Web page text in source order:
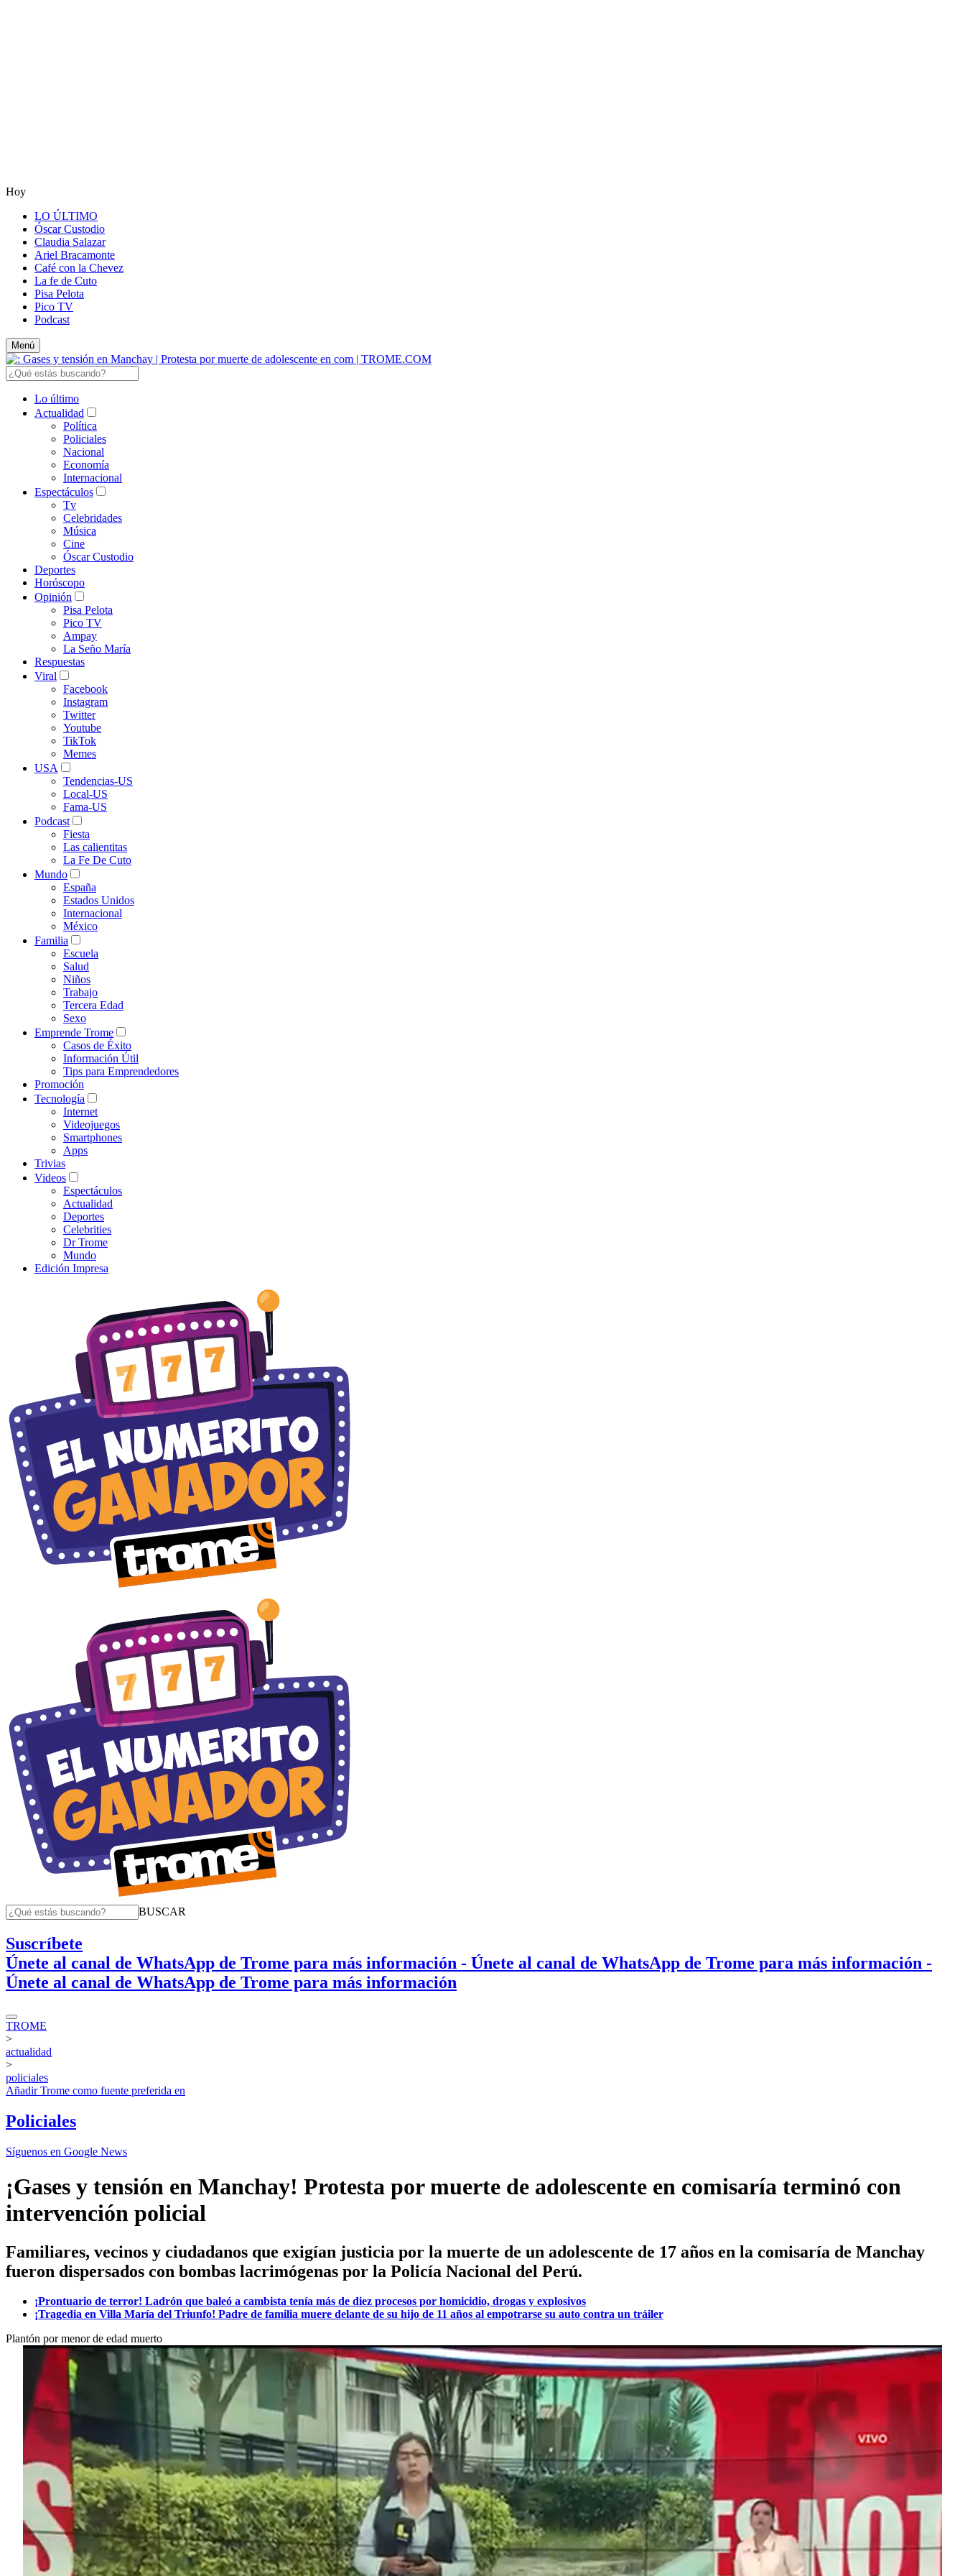
Hoy
LO ÚLTIMO
Óscar Custodio
Claudia Salazar
Ariel Bracamonte
Café con la Chevez
La fe de Cuto
Pisa Pelota
Pico TV
Podcast
Menú
Lo último
Actualidad
Política
Policiales
Nacional
Economía
Internacional
Espectáculos
Tv
Celebridades
Música
Cine
Óscar Custodio
Deportes
Horóscopo
Opinión
Pisa Pelota
Pico TV
Ampay
La Seño María
Respuestas
Viral
Facebook
Instagram
Twitter
Youtube
TikTok
Memes
USA
Tendencias-US
Local-US
Fama-US
Podcast
Fiesta
Las calientitas
La Fe De Cuto
Mundo
España
Estados Unidos
Internacional
México
Familia
Escuela
Salud
Niños
Trabajo
Tercera Edad
Sexo
Emprende Trome
Casos de Éxito
Información Útil
Tips para Emprendedores
Promoción
Tecnología
Internet
Videojuegos
Smartphones
Apps
Trivias
Videos
Espectáculos
Actualidad
Deportes
Celebrities
Dr Trome
Mundo
Edición Impresa
BUSCAR
Suscríbete
Únete al canal de WhatsApp de Trome para más información - Únete al canal de WhatsApp de Trome para más información -
Únete al canal de WhatsApp de Trome para más información
TROME
>
actualidad
>
policiales
AñadirTrome como fuente preferida en
Policiales
Síguenos en Google News
¡Gases y tensión en Manchay! Protesta por muerte de adolescente en comisaría terminó con
intervención policial
Familiares, vecinos y ciudadanos que exigían justicia por la muerte de un adolescente de 17 años en la comisaría de Manchay
fueron dispersados con bombas lacrimógenas por la Policía Nacional del Perú.
¡Prontuario de terror! Ladrón que baleó a cambista tenía más de diez procesos por homicidio, drogas y explosivos
¡Tragedia en Villa María del Triunfo! Padre de familia muere delante de su hijo de 11 años al empotrarse su auto contra un tráiler
Plantón por menor de edad muerto